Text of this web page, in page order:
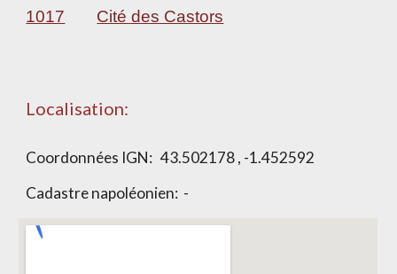
1017
Cité des Castors
Localisation:
Coordonnées IGN:43.502178 , -1.452592
Cadastre napoléonien: -